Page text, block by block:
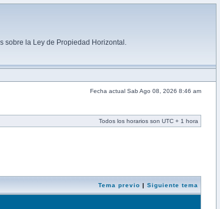
sobre la Ley de Propiedad Horizontal.
Fecha actual Sab Ago 08, 2026 8:46 am
Todos los horarios son UTC + 1 hora
Tema previo | Siguiente tema